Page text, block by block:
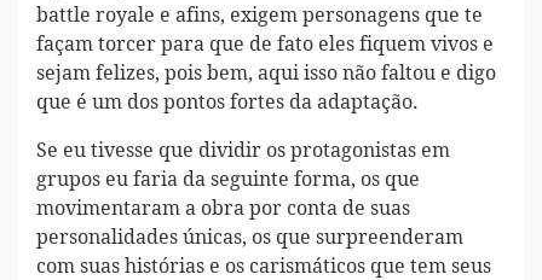
battle royale e afins, exigem personagens que te
façam torcer para que de fato eles fiquem vivos e
sejam felizes, pois bem, aqui isso não faltou e digo
que é um dos pontos fortes da adaptação.
Se eu tivesse que dividir os protagonistas em
grupos eu faria da seguinte forma, os que
movimentaram a obra por conta de suas
personalidades únicas, os que surpreenderam
com suas histórias e os carismáticos que tem seus